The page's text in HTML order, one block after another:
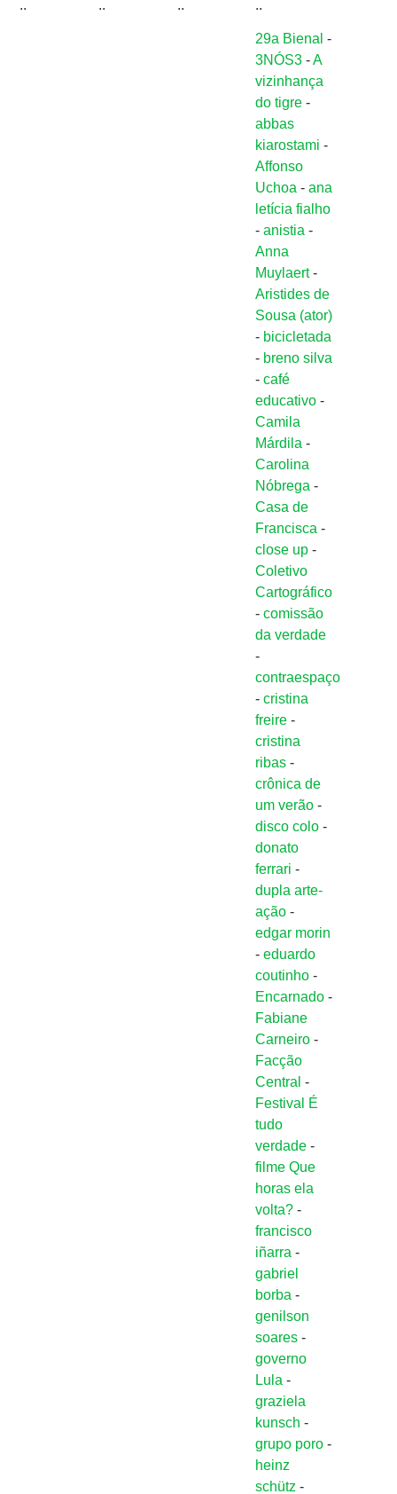
.. .. .. ..
29a Bienal -
3NÓS3 -A
vizinhança
do tigre -
abbas
kiarostami -
Affonso
Uchoa -ana
letícia fialho
-anistia -
Anna
Muylaert-
Aristides de
Sousa (ator)
- bicicletada
- breno silva
-café
educativo -
Camila
Márdila -
Carolina
Nóbrega -
Casa de
Francisca -
close up -
Coletivo
Cartográfico
-comissão
da verdade
-
contraespaço
-cristina
freire -
cristina
ribas -
crônica de
um verão -
disco colo -
donato
ferrari -
dupla arte-
ação -
edgar morin
-eduardo
coutinho -
Encarnado -
Fabiane
Carneiro -
Facção
Central -
Festival É
tudo
verdade -
filme Que
horas ela
volta? -
francisco
iñarra -
gabriel
borba -
genilson
soares -
governo
Lula -
graziela
kunsch -
grupo poro -
heinz
schütz -